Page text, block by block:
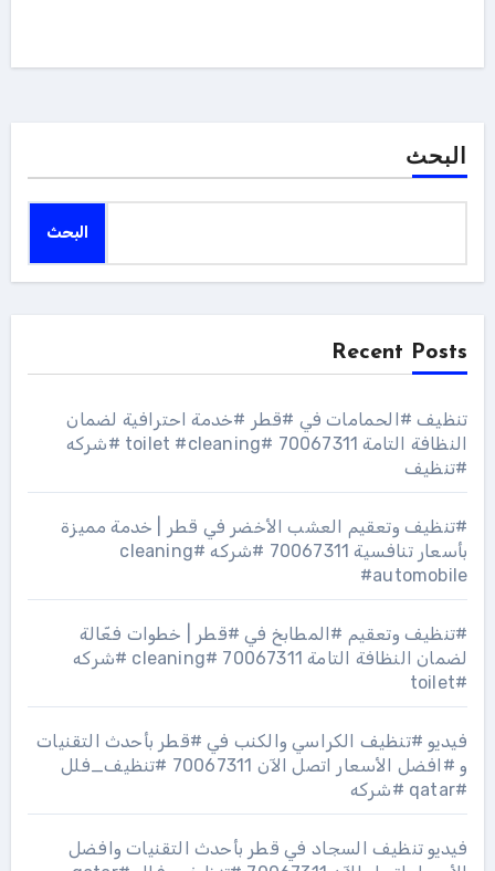
البحث
البحث
Recent Posts
تنظيف #الحمامات في #قطر #خدمة احترافية لضمان
النظافة التامة 70067311 #toilet #cleaning #شركه
#تنظيف
#تنظيف وتعقيم العشب الأخضر في قطر | خدمة مميزة
بأسعار تنافسية 70067311 #شركه #cleaning
#automobile
#تنظيف وتعقيم #المطابخ في #قطر | خطوات فعّالة
لضمان النظافة التامة 70067311 #cleaning #شركه
#toilet
فيديو #تنظيف الكراسي والكنب في #قطر بأحدث التقنيات
و #افضل الأسعار اتصل الآن 70067311 #تنظيف_فلل
#qatar #شركه
فيديو تنظيف السجاد في قطر بأحدث التقنيات وافضل